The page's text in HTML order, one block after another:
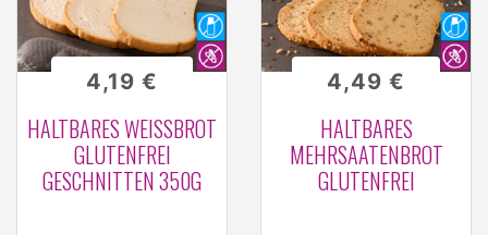
HALTBARES WEISSBROT G
LUTENFREI G
ESCHNITTEN 350G
4,19 €
HALTBARES
MEHRSAATENBROT
GLUTENFREI
4,49 €